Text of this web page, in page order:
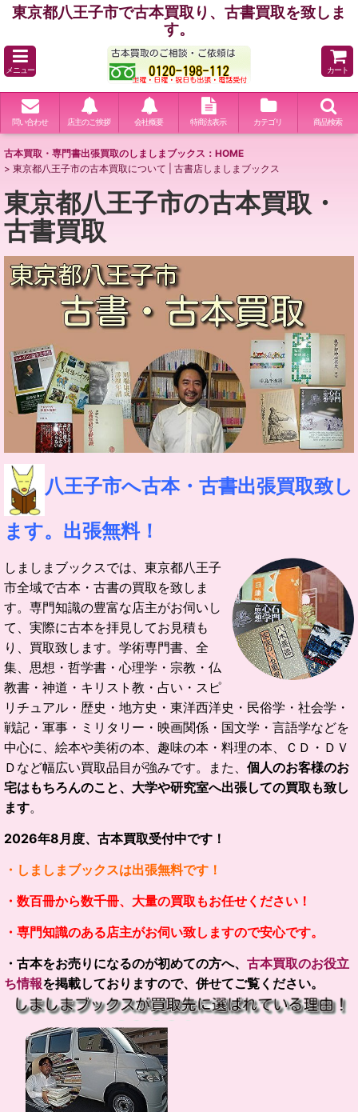
東京都八王子市で古本買取り、古書買取を致しま
す。
メニュー カート
問い合わせ 店主のご挨拶 会社概要 特商法表示 カテゴリ 商品検索
古本買取・専門書出張買取のしましまブックス：HOME
> 東京都八王子市の古本買取について | 古書店しましまブックス
東京都八王子市の古本買取・
古書買取
八王子市へ古本・古書出張買取致し
ます。出張無料！
しましまブックスでは、東京都八王子
市全域で古本・古書の買取を致しま
す。 専門知識の豊富な店主がお伺いし
て、実際に古本を拝見してお見積も
り、買取致します。 学術専門書、全
集、思想・哲学書・心理学・宗教・仏
教書・神道・キリスト教・占い・スピ
リチュアル・歴史・地方史・東洋西洋史・民俗学・社会学・
戦記・軍事・ミリタリー・映画関係・国文学・言語学などを
中心に、絵本や美術の本、趣味の本・料理の本、ＣＤ・ＤＶ
Ｄなど幅広い買取品目が強みです。
また、 個人のお客様のお
宅はもちろんのこと、大学や研究室へ出張しての買取も致し
ます。
2026年8 月度、古本買取受付中です！
・しましまブックスは出張無料です！
・数百冊から数千冊、大量の買取もお任せください！
・専門知識のある店主がお伺い致しますので安心です。
・古本をお売りになるのが初めての方へ、 古本買取のお役立
ち情報を掲載しておりますので、併せてご覧ください。